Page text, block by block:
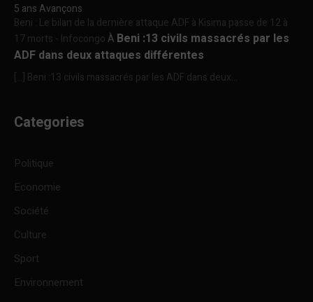
5 ans Avançons
Beni : Le bilan de la dernière attaque ADF à Kisima passe de 12 à
17 morts - InfocongoÀ Beni :13 civils massacrés par les
ADF dans deux attaques différentes
[…] Beni :13 civils massacrés par les ADF dans deux...
Categories
Politique
Economie
Société
Culture
Sport
Environnement